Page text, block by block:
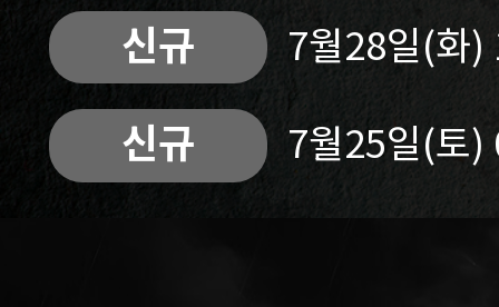
신규 7월28일(화
신규 7월25일(토